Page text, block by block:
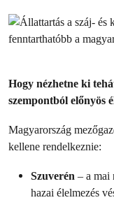
Hogy nézhetne ki
szempontból előnyös
Magyarország
kellene rendelkeznie:
Szuverén – a mai
hazai élelmezés